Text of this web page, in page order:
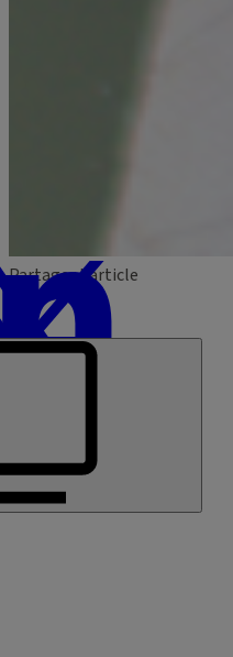
Partager l'article